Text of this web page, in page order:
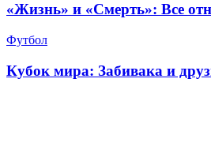
«Жизнь» и «Смерть»: Все
Футбол
Кубок мира: Забивака и